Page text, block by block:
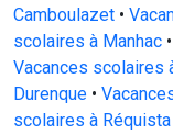
Camboulazet •
scolaires à Manhac •
Vacances scolaires
Durenque •
scolaires à Réquista